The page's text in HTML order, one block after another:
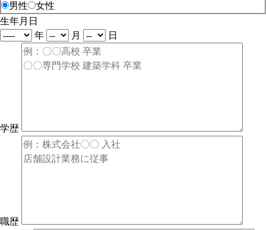
男性
女性
生年月日
年
月 日
学歴
職歴